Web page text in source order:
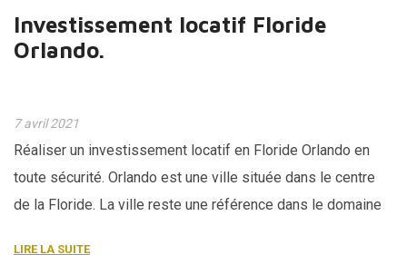
Investissement locatif Floride
Orlando.
7 avril 2021
Réaliser un investissement locatif en Floride Orlando en
toute sécurité. Orlando est une ville située dans le centre
de la Floride. La ville reste une référence dans le domaine
LIRE LA SUITE